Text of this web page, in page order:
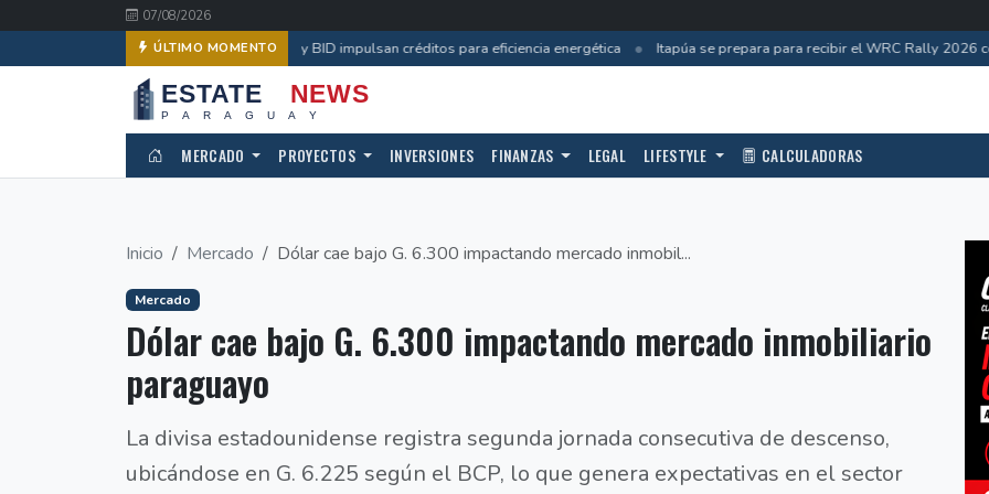
07/08/2026
ÚLTIMO MOMENTOAFD, UIP y BID impulsan créditos para eficiencia energética • Itapúa se prepara para recibir el WRC Rally 2026
MERCADO PROYECTOS INVERSIONES FINANZAS LEGAL LIFESTYLE CALCULADORAS
Inicio Mercado Dólar cae bajo G. 6.300 impactando mercado inmobil...
Mercado
Dólar cae bajo G. 6.300 impactando mercado inmobiliario
paraguayo
La divisa estadounidense registra segunda jornada consecutiva de descenso,
ubicándose en G. 6.225 según el BCP, lo que genera expectativas en el sector